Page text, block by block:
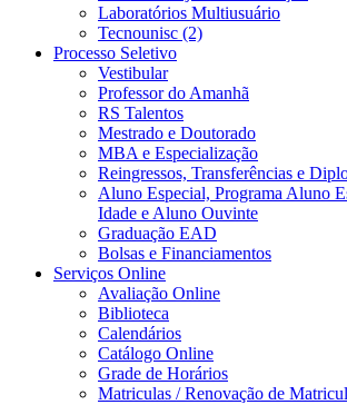
Laboratórios Multiusuário
Tecnounisc (2)
Processo Seletivo
Vestibular
Professor do Amanhã
RS Talentos
Mestrado e Doutorado
MBA e Especialização
Reingressos, Transferências e
Aluno Especial, Programa Aluno
Idade e Aluno Ouvinte
Graduação EAD
Bolsas e Financiamentos
Serviços Online
Avaliação Online
Biblioteca
Calendários
Catálogo Online
Grade de Horários
Matriculas / Renovação de